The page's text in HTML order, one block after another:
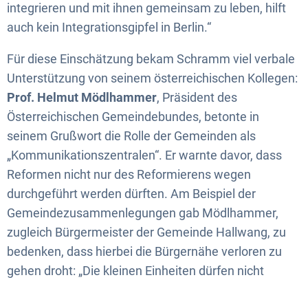
integrieren und mit ihnen gemeinsam zu leben, hilft
auch kein Integrationsgipfel in Berlin.“
Für diese Einschätzung bekam Schramm viel verbale
Unterstützung von seinem österreichischen Kollegen:
Prof. Helmut Mödlhammer, Präsident des
Österreichischen Gemeindebundes, betonte in
seinem Grußwort die Rolle der Gemeinden als
„Kommunikationszentralen“. Er warnte davor, dass
Reformen nicht nur des Reformierens wegen
durchgeführt werden dürften. Am Beispiel der
Gemeindezusammenlegungen gab Mödlhammer,
zugleich Bürgermeister der Gemeinde Hallwang, zu
bedenken, dass hierbei die Bürgernähe verloren zu
gehen droht: „Die kleinen Einheiten dürfen nicht